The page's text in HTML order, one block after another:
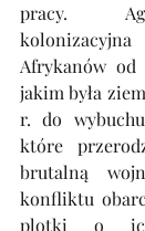
pracy.
Afrykanów od
jakim była
r. do
które
brutalną
konfliktu
plotki o